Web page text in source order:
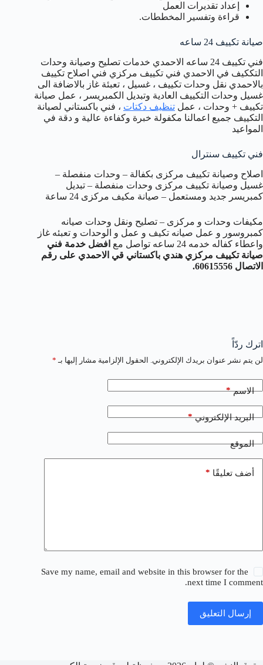
إعداد تقديرات العمل
قراءة وتفسير المخططات.
صيانة تكييف 24 ساعه
فني تكييف 24 ساعه الاحمدي خدمات تصليح وصيانة وحدات
التككيف في الاحمدي فني تكييف مركزي فني اصلاح تكييف
بالاحمدي نقل وحدات تكييف ، غسيل ، تعبئة غاز بالاضافة الى
غسيل وحدات التكييف العادية وتبديل الكمبريسر ، عمل صيانة
تكييف + وحدات ، عمل تنظيف دكتات ، فني باكستاني لصيانة
التكييف جميع اعمالنا مكفولة خبرة وكفاءة عالية و دقة في
المواعيد
فني تكييف سنترال
اصلاح وصيانة تكييف مركزى بكفالة – وحدات منفصلة –
غسيل وصيانة تكييف مركزى وحدات منفصلة – تبديل
كمبريسر جديد ومستعمل – صيانة مكيف مركزى 24 ساعة
مكيفات وحدات و مركزى – تصليح ونقل وحدات صيانه
كمبروسور و عمل صيانه تكيف و عمل و الوحدات و تعبئه غاز
واعطاء كفاله خدمه 24 ساعه تواصل مع
افضل خدمة فني
صيانة تكييف مركزي هندي باكستاني قي الاحمدي على رقم
الاتصال 60615556.
اترك ردّاً
لن يتم نشر عنوان بريدك الإلكتروني. الحقول الإلزامية مشار إليها بـ *
الاسم*
البريد الإلكتروني*
الموقع
أضف تعليقًا *
Save my name, email and website in this browser for the
next time I comment.
إرسال التعليق